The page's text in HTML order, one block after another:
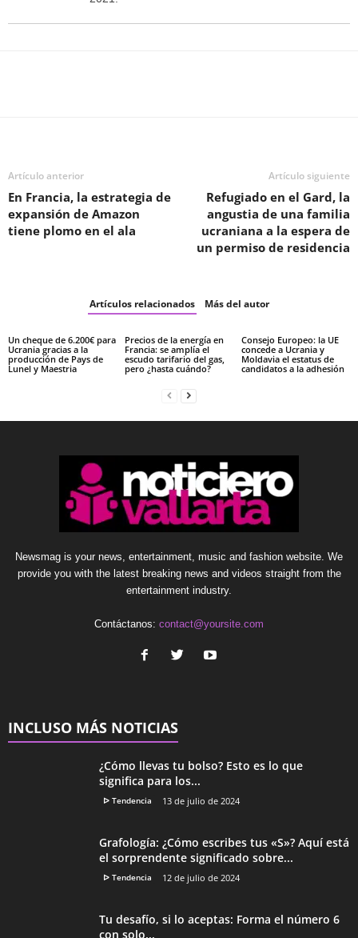
Artículo anterior
En Francia, la estrategia de
expansión de Amazon
tiene plomo en el ala
Artículo siguiente
Refugiado en el Gard, la
angustia de una familia
ucraniana a la espera de
un permiso de residencia
Artículos relacionados Más del autor
Un cheque de 6.200€ para
Ucrania gracias a la
producción de Pays de
Lunel y Maestria
Precios de la energía en
Francia: se amplía el
escudo tarifario del gas,
pero ¿hasta cuándo?
Consejo Europeo: la UE
concede a Ucrania y
Moldavia el estatus de
candidatos a la adhesión
Newsmag is your news, entertainment, music and fashion website. We
provide you with the latest breaking news and videos straight from the
entertainment industry.
Contáctanos: contact@yoursite.com
INCLUSO MÁS NOTICIAS
¿Cómo llevas tu bolso? Esto es lo que
significa para los...
ᐅ Tendencia 13 de julio de 2024
Grafología: ¿Cómo escribes tus «S»? Aquí está
el sorprendente significado sobre...
ᐅ Tendencia 12 de julio de 2024
Tu desafío, si lo aceptas: Forma el número 6
con solo...